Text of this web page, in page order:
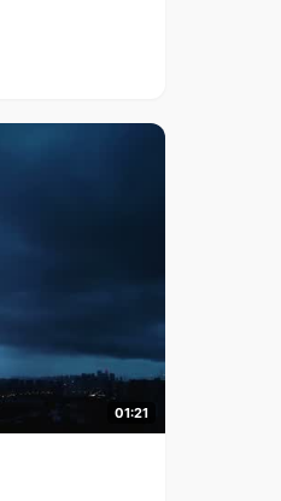
01:21